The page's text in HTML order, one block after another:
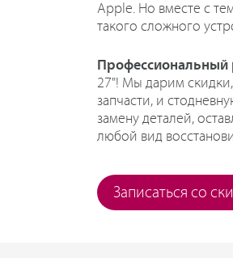
Apple. Но вместе с
такого сложного
Профессиональный
27"! Мы дарим
запчасти, и
замену деталей,
любой вид
Записаться со